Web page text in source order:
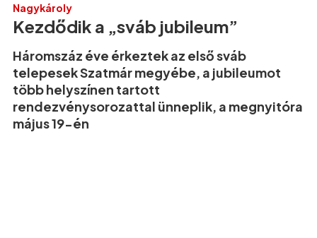
Nagykároly
Kezdődik a „sváb jubileum”
Háromszáz éve érkeztek az első sváb
telepesek Szatmár megyébe, a jubileumot
több helyszínen tartott
rendezvénysorozattal ünneplik, a megnyitóra
május 19-én